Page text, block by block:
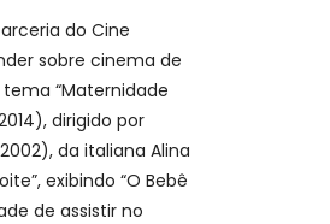
do Cine
sobre cinema de
“Maternidade
dirigido por
da italiana Alina
exibindo “O Bebê
de assistir no